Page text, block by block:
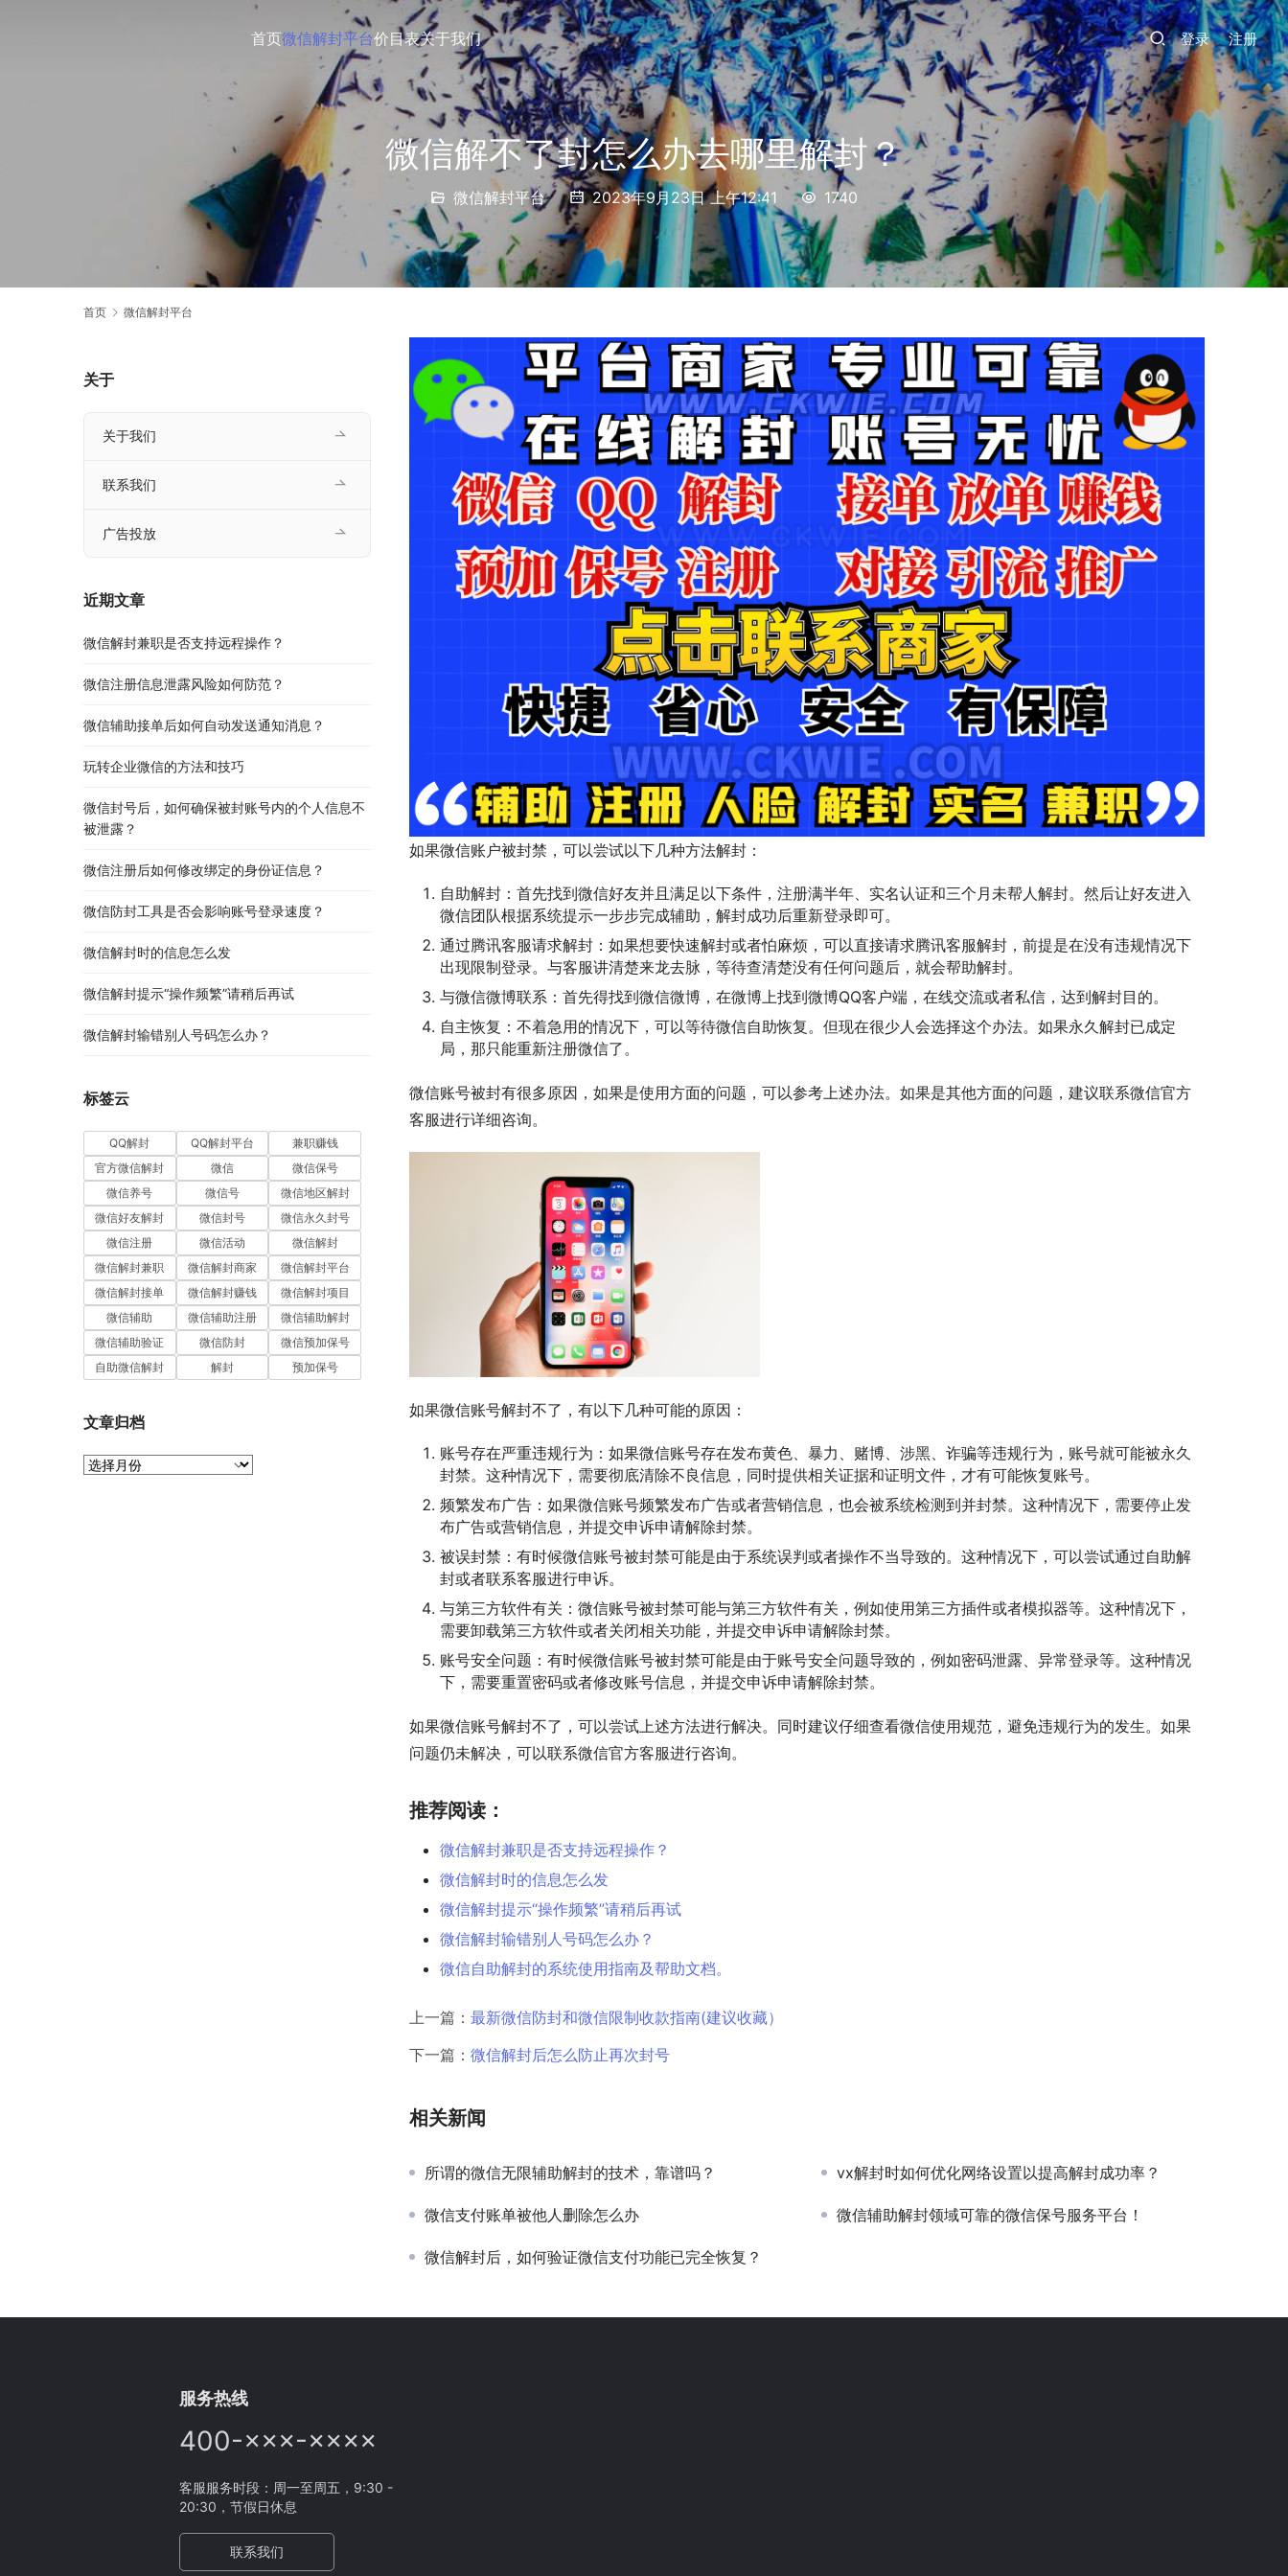
首页微信解封平台价目表关于我们 登录 注册
微信解不了封怎么办去哪里解封？
微信解封平台 2023年9月23日 上午12:41 1740
首页 微信解封平台
如果微信账户被封禁，可以尝试以下几种方法解封：
自助解封：首先找到微信好友并且满足以下条件，注册满半年、实名认证和三个月未帮人解封。然后让好友进入
微信团队根据系统提示一步步完成辅助，解封成功后重新登录即可。
通过腾讯客服请求解封：如果想要快速解封或者怕麻烦，可以直接请求腾讯客服解封，前提是在没有违规情况下
出现限制登录。与客服讲清楚来龙去脉，等待查清楚没有任何问题后，就会帮助解封。
与微信微博联系：首先得找到微信微博，在微博上找到微博QQ客户端，在线交流或者私信，达到解封目的。
自主恢复：不着急用的情况下，可以等待微信自助恢复。但现在很少人会选择这个办法。如果永久解封已成定
局，那只能重新注册微信了。
微信账号被封有很多原因，如果是使用方面的问题，可以参考上述办法。如果是其他方面的问题，建议联系微信官方
客服进行详细咨询。
如果微信账号解封不了，有以下几种可能的原因：
账号存在严重违规行为：如果微信账号存在发布黄色、暴力、赌博、涉黑、诈骗等违规行为，账号就可能被永久
封禁。这种情况下，需要彻底清除不良信息，同时提供相关证据和证明文件，才有可能恢复账号。
频繁发布广告：如果微信账号频繁发布广告或者营销信息，也会被系统检测到并封禁。这种情况下，需要停止发
布广告或营销信息，并提交申诉申请解除封禁。
被误封禁：有时候微信账号被封禁可能是由于系统误判或者操作不当导致的。这种情况下，可以尝试通过自助解
封或者联系客服进行申诉。
与第三方软件有关：微信账号被封禁可能与第三方软件有关，例如使用第三方插件或者模拟器等。这种情况下，
需要卸载第三方软件或者关闭相关功能，并提交申诉申请解除封禁。
账号安全问题：有时候微信账号被封禁可能是由于账号安全问题导致的，例如密码泄露、异常登录等。这种情况
下，需要重置密码或者修改账号信息，并提交申诉申请解除封禁。
如果微信账号解封不了，可以尝试上述方法进行解决。同时建议仔细查看微信使用规范，避免违规行为的发生。如果
问题仍未解决，可以联系微信官方客服进行咨询。
推荐阅读：
微信解封兼职是否支持远程操作？
微信解封时的信息怎么发
微信解封提示“操作频繁”请稍后再试
微信解封输错别人号码怎么办？
微信自助解封的系统使用指南及帮助文档。
上一篇： 最新微信防封和微信限制收款指南(建议收藏）
下一篇： 微信解封后怎么防止再次封号
相关新闻
所谓的微信无限辅助解封的技术，靠谱吗？ vx解封时如何优化网络设置以提高解封成功率？
微信支付账单被他人删除怎么办 微信辅助解封领域可靠的微信保号服务平台！
微信解封后，如何验证微信支付功能已完全恢复？
关于
关于我们
联系我们
广告投放
近期文章
微信解封兼职是否支持远程操作？
微信注册信息泄露风险如何防范？
微信辅助接单后如何自动发送通知消息？
玩转企业微信的方法和技巧
微信封号后，如何确保被封账号内的个人信息不
被泄露？
微信注册后如何修改绑定的身份证信息？
微信防封工具是否会影响账号登录速度？
微信解封时的信息怎么发
微信解封提示“操作频繁”请稍后再试
微信解封输错别人号码怎么办？
标签云
QQ解封 QQ解封平台
兼职赚钱
官方微信解封
微信
微信保号
微信养号
微信号
微信地区解封
微信好友解封
微信封号
微信永久封号
微信注册
微信活动
微信解封
微信解封兼职
微信解封商家
微信解封平台
微信解封接单
微信解封赚钱
微信解封项目
微信辅助
微信辅助注册
微信辅助解封
微信辅助验证
微信防封
微信预加保号
自助微信解封
解封 预加保号
文章归档
文
服务热线
400-×××-××××
客服服务时段：周一至周五，9:30 -
20:30，节假日休息
联系我们